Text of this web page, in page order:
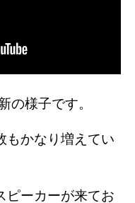
の様子です。
もかなり増えてい
ピーカーが来てお